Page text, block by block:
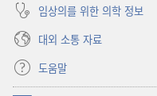
임상의를 위한 의학 정보
대외 소통 자료
도움말